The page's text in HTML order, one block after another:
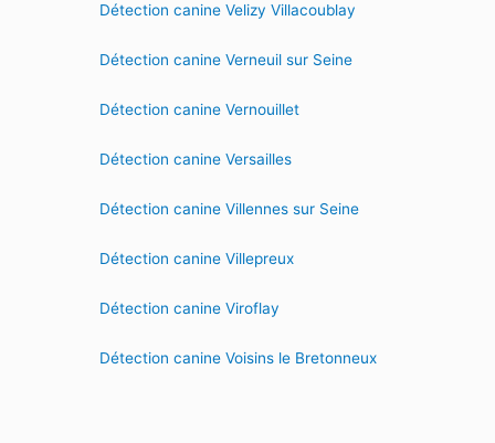
Détection canine Velizy Villacoublay
Détection canine Verneuil sur Seine
Détection canine Vernouillet
Détection canine Versailles
Détection canine Villennes sur Seine
Détection canine Villepreux
Détection canine Viroflay
Détection canine Voisins le Bretonneux